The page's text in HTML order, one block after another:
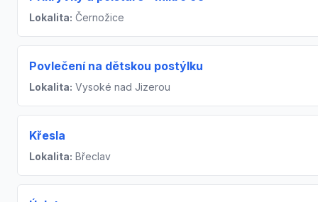
Lokalita: Černožice
Povlečení na dětskou postýlku
Lokalita: Vysoké nad Jizerou
Křesla
Lokalita: Břeclav